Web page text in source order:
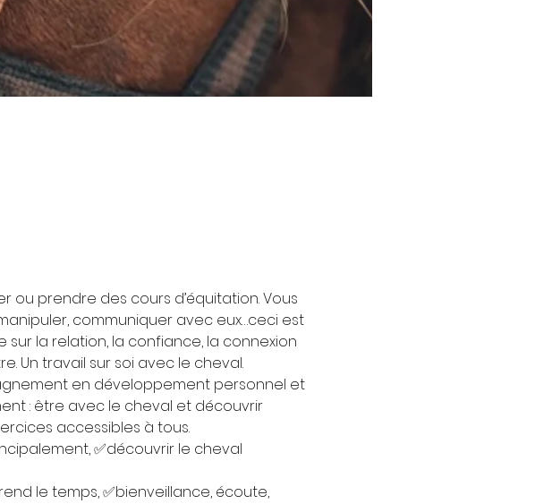
ou prendre des cours d’équitation. Vous
communiquer avec eux…ceci est
la relation, la confiance, la connexion
Un travail sur soi avec le cheval.
en développement personnel et
: être avec le cheval et découvrir
accessibles à tous.
✅découvrir le cheval
le temps, ✅bienveillance, écoute,